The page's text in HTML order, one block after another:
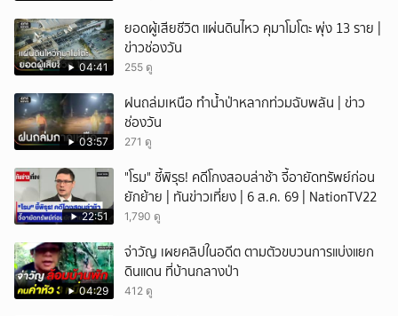
04:41
ยอดผู้เสียชีวิต แผ่นดินไหว คุมาโมโตะ พุ่ง 13 ราย |
ข่าวช่องวัน
255 ดู
03:57
ฝนถล่มเหนือ ทำน้ำป่าหลากท่วมฉับพลัน | ข่าว
ช่องวัน
271 ดู
22:51
"โรม" ชี้พิรุธ! คดีโกงสอบล่าช้า จี้อายัดทรัพย์ก่อน
ยักย้าย | ทันข่าวเที่ยง | 6 ส.ค. 69 | NationTV22
1,790 ดู
04:29
จ่าวัญ เผยคลิปในอดีต ตามตัวขบวนการแบ่งแยก
ดินแดน ที่บ้านกลางป่า
412 ดู